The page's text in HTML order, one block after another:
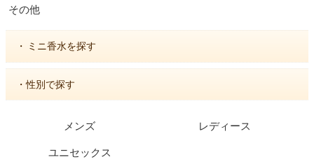
その他
・ ミニ香水を探す
・性別で探す
メンズ レディース
ユニセックス